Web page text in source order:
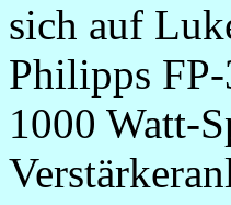
sich auf
Philipps
1000 Watt-